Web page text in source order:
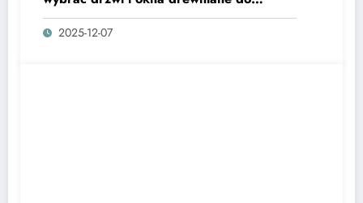
nowoczesnej elewacji?
2025-12-07